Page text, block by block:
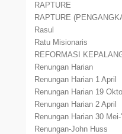
RAPTURE
RAPTURE
Rasul
Ratu Misionaris
REFORMASI
Renungan Harian
Renungan Harian 1 April
Renungan Harian 19
Renungan Harian 2 April
Renungan Harian 30
Renungan-John Huss